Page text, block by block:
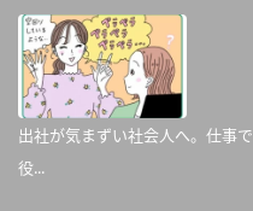
出社が気まずい社会人へ。仕事で
役...